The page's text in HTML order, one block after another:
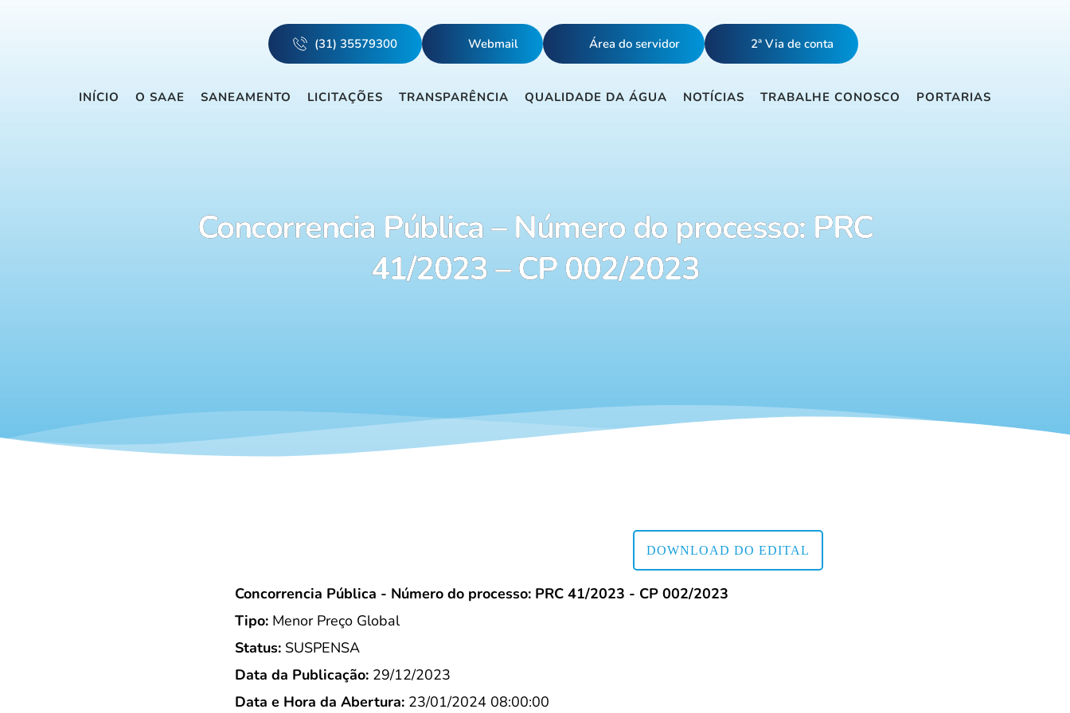
(31) 35579300 Webmail Área do servidor 2ª Via de conta
INÍCIO O SAAE SANEAMENTO LICITAÇÕES TRANSPARÊNCIA QUALIDADE DA ÁGUA NOTÍCIAS TRABALHE CONOSCO PORTARIAS
Concorrencia Pública – Número do processo: PRC
41/2023 – CP 002/2023
DOWNLOAD DO EDITAL
Concorrencia Pública - Número do processo: PRC 41/2023 - CP 002/2023
Tipo: Menor Preço Global
Status: SUSPENSA
Data da Publicação: 29/12/2023
Data e Hora da Abertura: 23/01/2024 08:00:00